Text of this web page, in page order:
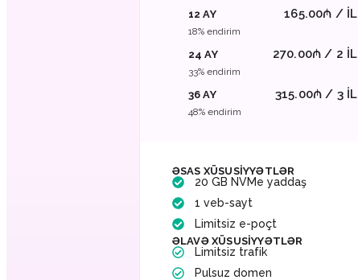
12 AY 165.00₼ / IL
18% endirim
24 AY 270.00₼ / 2 IL
33% endirim
36 AY 315.00₼ / 3 İL
48% endirim
ƏSAS XÜSUSIYYƏTLƏR
20 GB NVMe yaddaş
1 veb-sayt
Limitsiz e-poçt
ƏLAVƏ XÜSUSIYYƏTLƏR
Limitsiz trafik
Pulsuz domen